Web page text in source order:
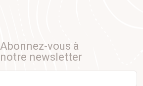
Abonnez-vous à
notre newsletter